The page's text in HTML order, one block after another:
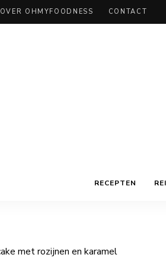
OVER OHMYFOODNESS CONTACT
RECEPTEN